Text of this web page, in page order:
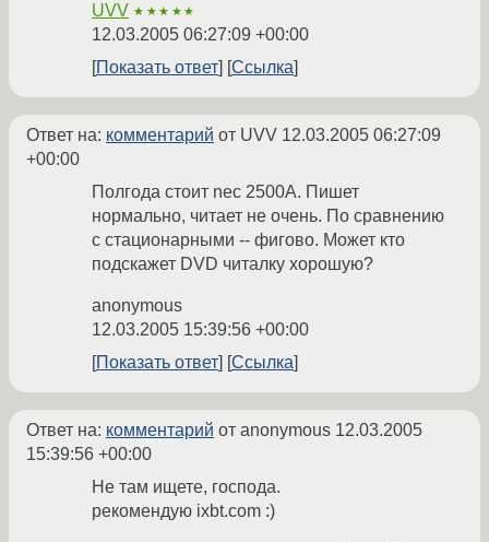
UVV ★★★★★
12.03.2005 06:27:09 +00:00
Показать ответ
Ссылка
Ответ на: комментарий от UVV 12.03.2005 06:27:09
+00:00
Полгода стоит nec 2500A. Пишет
нормально, читает не очень. По сравнению
с стационарными -- фигово. Может кто
подскажет DVD читалку хорошую?
anonymous
12.03.2005 15:39:56 +00:00
Показать ответ
Ссылка
Ответ на: комментарий от anonymous 12.03.2005
15:39:56 +00:00
Не там ищете, господа.
рекомендую ixbt.com :)